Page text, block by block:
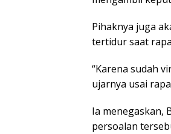
Pihaknya juga
tertidur saat
“Karena sudah
ujarnya usai
Ia menegaskan,
persoalan